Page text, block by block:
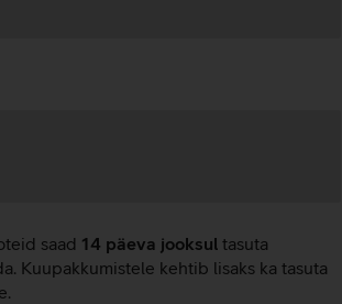
saad 14 päeva jooksul tasuta
Kuupakkumistele kehtib lisaks ka tasuta